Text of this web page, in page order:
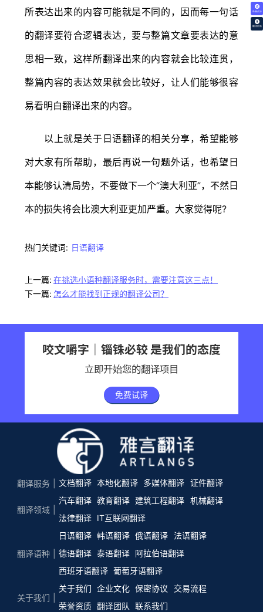
免费试译
翻译价格
所表达出来的内容可能就是不同的，因而每一句话
的翻译要符合逻辑表达，要与整篇文章要表达的意
思相一致，这样所翻译出来的内容就会比较连贯，
整篇内容的表达效果就会比较好，让人们能够很容
易看明白翻译出来的内容。
以上就是关于日语翻译的相关分享，希望能够
对大家有所帮助，最后再说一句题外话，也希望日
本能够认清局势，不要做下一个“澳大利亚”，不然日
本的损失将会比澳大利亚更加严重。大家觉得呢?
热门关键词: 日语翻译
上一篇: 在挑选小语种翻译服务时，需要注意这三点！
下一篇: 怎么才能找到正规的翻译公司？
咬文嚼字｜锱铢必较 是我们的态度
立即开始您的翻译项目
免费试译
翻译服务 文档翻译 本地化翻译 多媒体翻译 证件翻译
翻译领域
汽车翻译 教育翻译 建筑工程翻译 机械翻译
法律翻译
IT互联网翻译
翻译语种
日语翻译 韩语翻译 俄语翻译
法语翻译
德语翻译 泰语翻译 阿拉伯语翻译
西班牙语翻译 葡萄牙语翻译
关于我们
关于我们 企业文化 保密协议
交易流程
荣誉资质 翻译团队 联系我们